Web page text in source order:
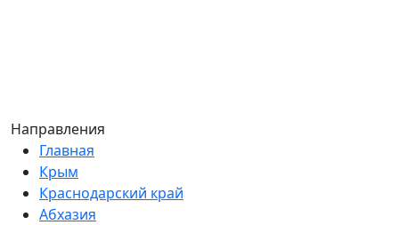
Направления
Главная
Крым
Краснодарский край
Абхазия